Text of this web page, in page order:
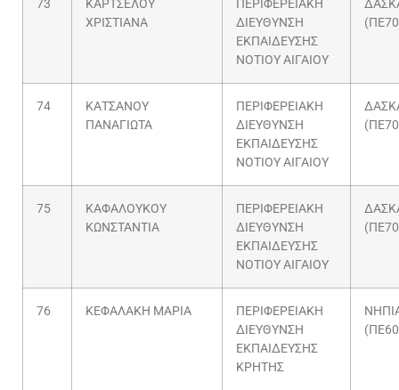
73
ΚΑΡΤΣΕΛΟΥ
ΧΡΙΣΤΙΑΝΑ
ΠΕΡΙΦΕΡΕΙΑΚΗ
ΔΙΕΥΘΥΝΣΗ
ΕΚΠΑΙΔΕΥΣΗΣ
ΝΟΤΙΟΥ ΑΙΓΑΙΟΥ
74
ΚΑΤΣΑΝΟΥ
ΠΑΝΑΓΙΩΤΑ
ΠΕΡΙΦΕΡΕΙΑΚΗ
ΔΙΕΥΘΥΝΣΗ
ΕΚΠΑΙΔΕΥΣΗΣ
ΝΟΤΙΟΥ ΑΙΓΑΙΟΥ
75
ΚΑΦΑΛΟΥΚΟΥ
ΚΩΝΣΤΑΝΤΙΑ
ΠΕΡΙΦΕΡΕΙΑΚΗ
ΔΙΕΥΘΥΝΣΗ
ΕΚΠΑΙΔΕΥΣΗΣ
ΝΟΤΙΟΥ ΑΙΓΑΙΟΥ
76 ΚΕΦΑΛΑΚΗ ΜΑΡΙΑ
ΠΕΡΙΦΕΡΕΙΑΚΗ
ΔΙΕΥΘΥΝΣΗ
ΕΚΠΑΙΔΕΥΣΗΣ
ΚΡΗΤΗΣ